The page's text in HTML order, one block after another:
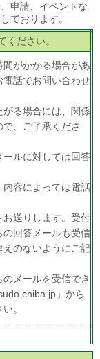
申請、イベントな
ております。
ださい。
がかかる場合があ
電話でお問い合わせ
る場合には、関係
、ご了承くださ
ルに対しては回答
内容によっては電話
送りします。受付
回答メールも受信
のないようにご記
メールを受信でき
」から
。